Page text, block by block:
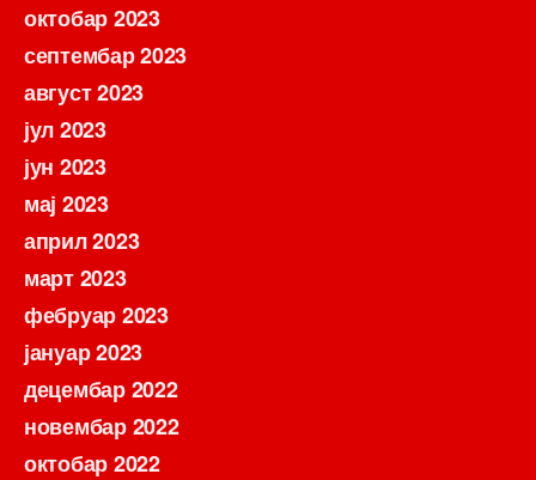
октобар 2023
септембар 2023
август 2023
јул 2023
јун 2023
мај 2023
април 2023
март 2023
фебруар 2023
јануар 2023
децембар 2022
новембар 2022
октобар 2022